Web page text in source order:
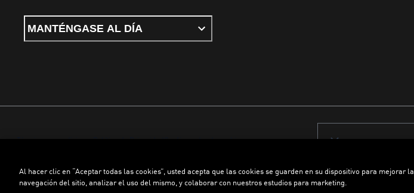
MANTÉNGASE AL DÍA
Términos y condiciones Política de PrivacidadConfigurador de cookies
©PUMA, 2026. Todos los derechos reservados
Al hacer clic en “Aceptar todas las cookies”, usted acepta que las cookies se guarden en su dispositivo para mejorar la
navegación del sitio, analizar el uso del mismo, y colaborar con nuestros estudios para marketing.